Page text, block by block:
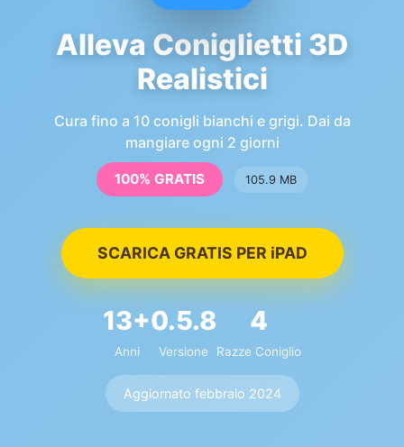
Alleva Coniglietti 3D
Realistici
Cura fino a 10 conigli bianchi e grigi. Dai da
mangiare ogni 2 giorni
100% GRATIS 105.9 MB
SCARICA GRATIS PER iPAD
13+
Anni
0.5.8
Versione
4
Razze Coniglio
Aggiornato febbraio 2024